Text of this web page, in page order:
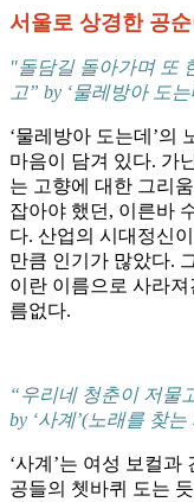
서울로 상경한 공
"돌담길 돌아가며 또
고” by ‘물레방아 도
‘물레방아 도는데’의
마음이 담겨 있다. 가
는 고향에 대한 그리
잡아야 했던, 이른바
다. 산업의 시대정신
만큼 인기가 많았다.
이란 이름으로 사라
름없다.
“우리네 청춘이 저물
by ‘사계’(노래를 찾
‘사계’는 여성 보컬
공들의 쳇바퀴 도는